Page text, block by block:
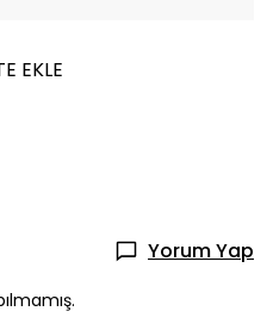
EKLE
Yorum Yap